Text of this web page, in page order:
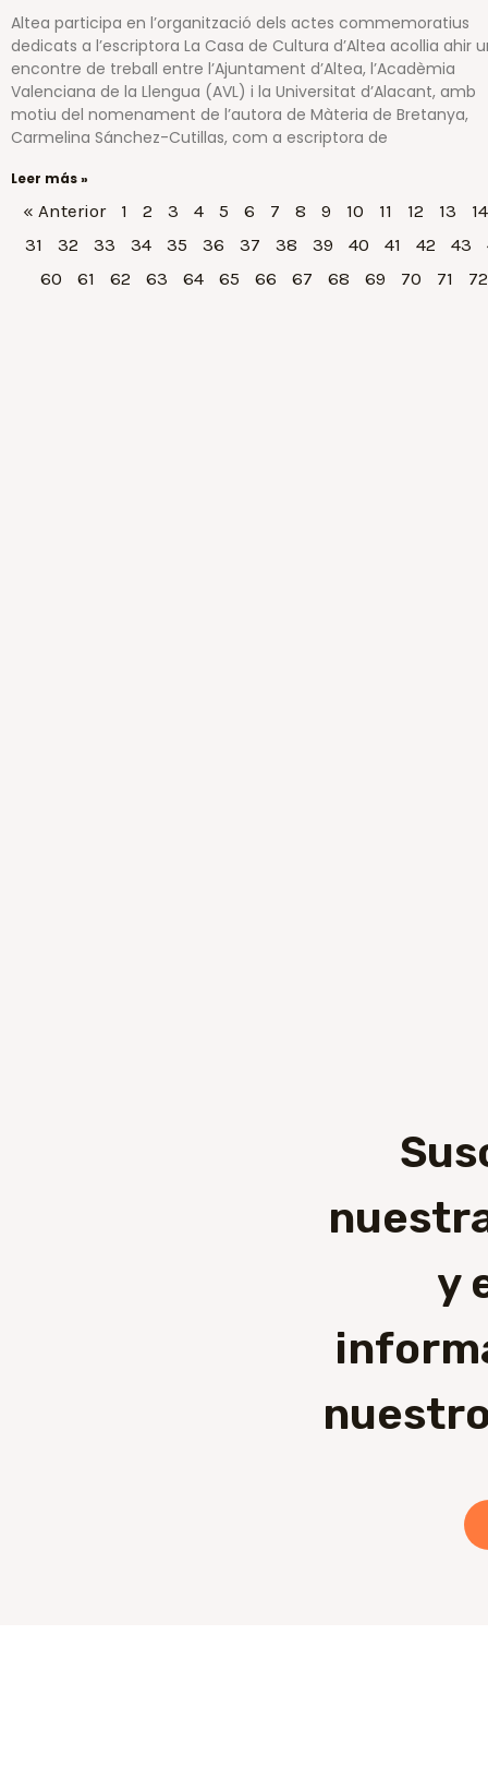
Altea participa en l’organització dels actes commemoratius
dedicats a l’escriptora La Casa de Cultura d’Altea acollia ahir
encontre de treball entre l’Ajuntament d’Altea, l’Acadèmia
Valenciana de la Llengua (AVL) i la Universitat d’Alacant, amb
motiu del nomenament de l’autora de Màteria de Bretanya,
Carmelina Sánchez-Cutillas, com a escriptora de
Leer más »
« Anterior 1 2 3 4 5 6 7 8 9 10 11 12 13
14
31
32 33 34 35 36 37 38 39 40 41 42 43
60
61 62 63 64 65 66 67 68 69 70 71 72
y